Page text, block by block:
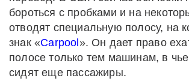
бороться с пробками и на
отводят специальную полосу, на
знак «Carpool ». Он дает право
полосе только тем машинам, в
сидят еще пассажиры.